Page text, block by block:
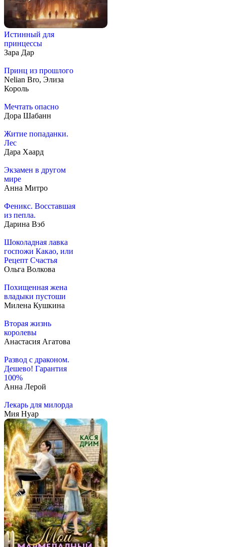
Истинный для
принцессы
Зара Дар
Принц из прошлого
Nelian Bro, Элиза
Король
Мечтать опасно
Дора Шабанн
Житие попаданки.
Лес
Дара Хаард
Экзамен в другом
мире
Анна Митро
Феникс. Восставшая
из пепла.
Дарина Вэб
Шоколадная лавка
госпожи Какао, или
Рецепт Счастья
Ольга Волкова
Похищенная жена
владыки пустоши
Милена Кушкина
Вторая жизнь
королевы
Анастасия Агатова
Развод с драконом.
Дешево! Гарантия
100%
Анна Лерой
Лекарь для милорда
Мия Нуар